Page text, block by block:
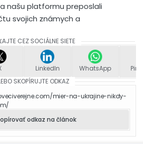
našu platformu preposlali
svojich známych a
CEZ SOCIÁLNE SIETE
LinkedIn WhatsApp
SKOPÍRUJTE ODKAZ
mier-na-ukrajine-nikdy-
odkaz na článok